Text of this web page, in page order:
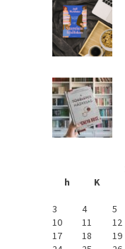
h
K
3
4 5
10
11 12
17
18 19